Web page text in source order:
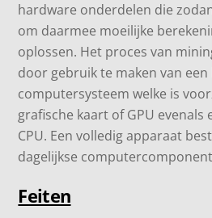
hardware onderdelen die
om daarmee moeilijke
oplossen. Het procesvan
door gebruik te maken van een
computersysteem welke is
grafische kaart of GPU evenals
CPU. Een volledig apparaat
dagelijkse
Feiten